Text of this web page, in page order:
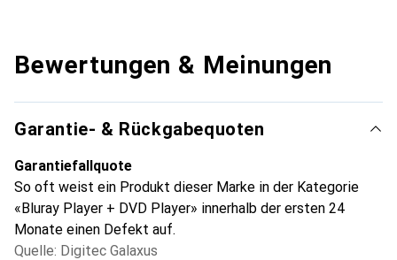
Bewertungen & Meinungen
Garantie- & Rückgabequoten
Garantiefallquote
So oft weist ein Produkt dieser Marke in der Kategorie
«Bluray Player + DVD Player» innerhalb der ersten 24
Monate einen Defekt auf.
Quelle: Digitec Galaxus